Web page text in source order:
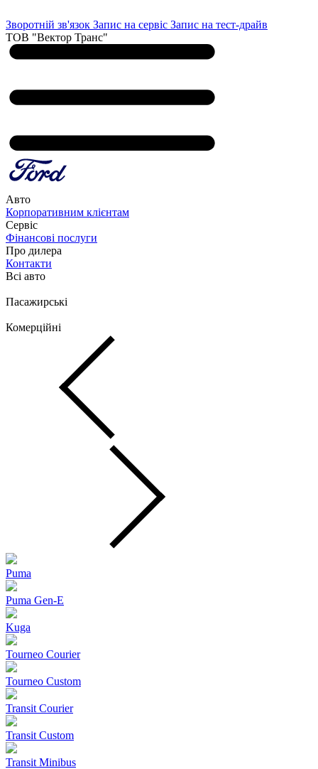
Зворотній зв'язок Запис на сервіс Запис на тест-драйв
ТОВ "Вектор Транс"
Авто
Корпоративним клієнтам
Сервіс
Фінансові послуги
Про дилера
Контакти
Всі авто
Пасажирські
Комерційні
Puma
Puma Gen‑E
Kuga
Tourneo Courier
Tourneo Custom
Transit Courier
Transit Custom
Transit Minibus